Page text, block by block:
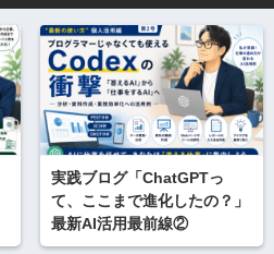
実践ブログ「ChatGPTっ
て、ここまで進化したの？」
最新AI活用最前線②